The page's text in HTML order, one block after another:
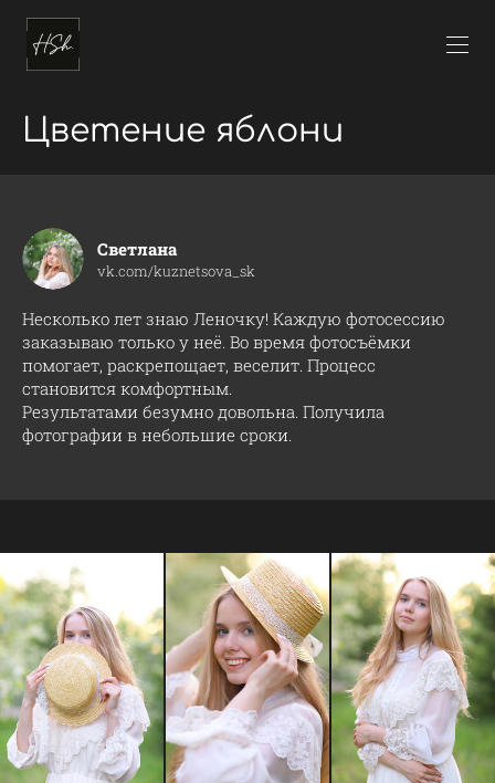
Цветение яблони
Светлана
vk.com/kuznetsova_sk
Несколько лет знаю Леночку! Каждую фотосессию
заказываю только у неё. Во время фотосъёмки
помогает, раскрепощает, веселит. Процесс
становится комфортным.
Результатами безумно довольна. Получила
фотографии в небольшие сроки.